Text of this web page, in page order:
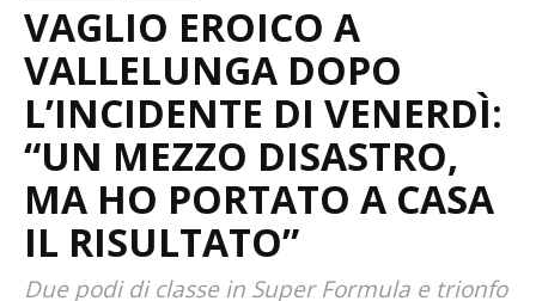
VAGLIO EROICO A
VALLELUNGA DOPO
L’INCIDENTE DI VENERDÌ:
“UN MEZZO DISASTRO,
MA HO PORTATO A CASA
IL RISULTATO”
Due podi di classe in Super Formula e trionfo